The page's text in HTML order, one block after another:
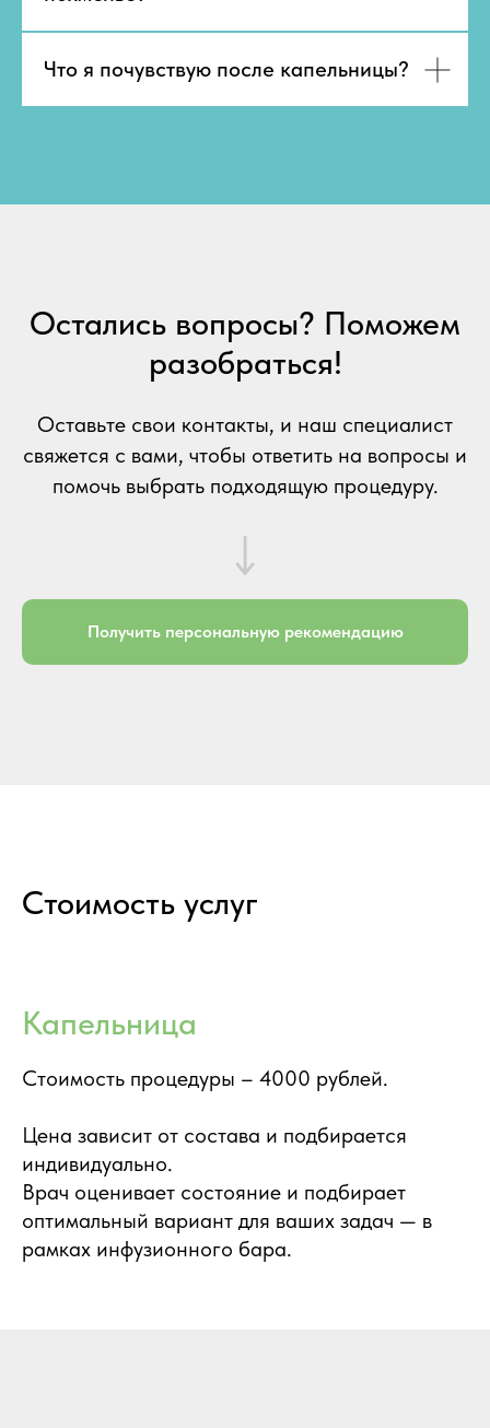
Что я почувствую после капельницы?
Остались вопросы? Поможем
разобраться!
Оставьте свои контакты, и наш специалист
свяжется с вами, чтобы ответить на вопросы и
помочь выбрать подходящую процедуру.
Получить персональную рекомендацию
Стоимость услуг
Капельница
Стоимость процедуры – 4000 рублей.
Цена зависит от состава и подбирается
индивидуально.
Врач оценивает состояние и подбирает
оптимальный вариант для ваших задач — в
рамках инфузионного бара.